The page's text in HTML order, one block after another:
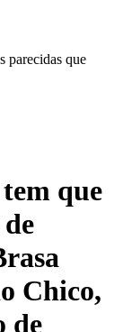
parecidas que
que
Chico,
de